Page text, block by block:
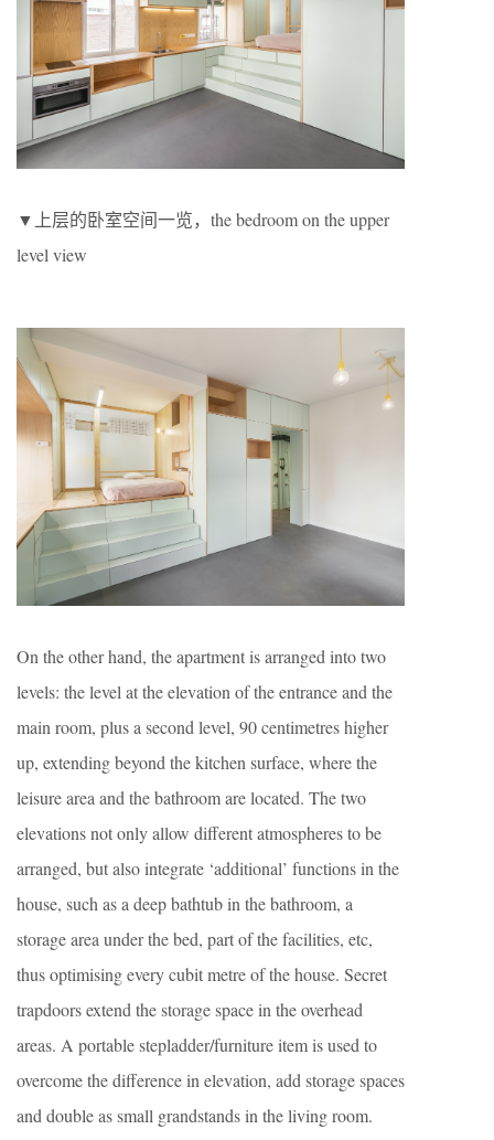
▼上层的卧室空间一览，the bedroom on the upper
level view
On the other hand, the apartment is arranged into two
levels: the level at the elevation of the entrance and the
main room, plus a second level, 90 centimetres higher
up, extending beyond the kitchen surface, where the
leisure area and the bathroom are located. The two
elevations not only allow different atmospheres to be
arranged, but also integrate ‘additional’ functions in the
house, such as a deep bathtub in the bathroom, a
storage area under the bed, part of the facilities, etc,
thus optimising every cubit metre of the house. Secret
trapdoors extend the storage space in the overhead
areas. A portable stepladder/furniture item is used to
overcome the difference in elevation, add storage spaces
and double as small grandstands in the living room.